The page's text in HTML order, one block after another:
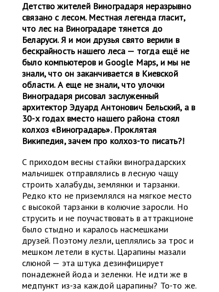
Детство жителей Виноградаря неразрывно
связано с лесом. Местная легенда гласит,
что лес на Виноградаре тянется до
Беларуси. Я и мои друзья свято верили в
бескрайность нашего леса — тогда ещё не
было компьютеров и Google Maps, и мы не
знали, что он заканчивается в Киевской
области. А еще не знали, что улочки
Виноградаря рисовал заслуженный
архитектор Эдуард Антонович Бельский, а в
30-х годах вместо нашего района стоял
колхоз «Виноградарь». Проклятая
Википедия, зачем про колхоз-то писать?!
С приходом весны стайки виноградарских
мальчишек отправлялись в лесную чащу
строить халабуды, землянки и тарзанки.
Редко кто не приземлялся на мягкое место
с высокой тарзанки в колючие заросли. Но
струсить и не поучаствовать в аттракционе
было стыдно и каралось насмешками
друзей. Поэтому лезли, цеплялись за трос и
мешком летели в кусты. Царапины мазали
слюной — эта штука дезинфицирует
понадежней йода и зеленки. Не идти же в
медпункт из-за каждой царапины? То-то же.